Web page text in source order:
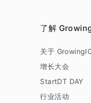
了解
关于
增长大会
StartDT DAY
行业活动